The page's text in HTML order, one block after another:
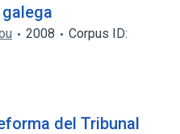
2008
Corpus ID:
del Tribunal